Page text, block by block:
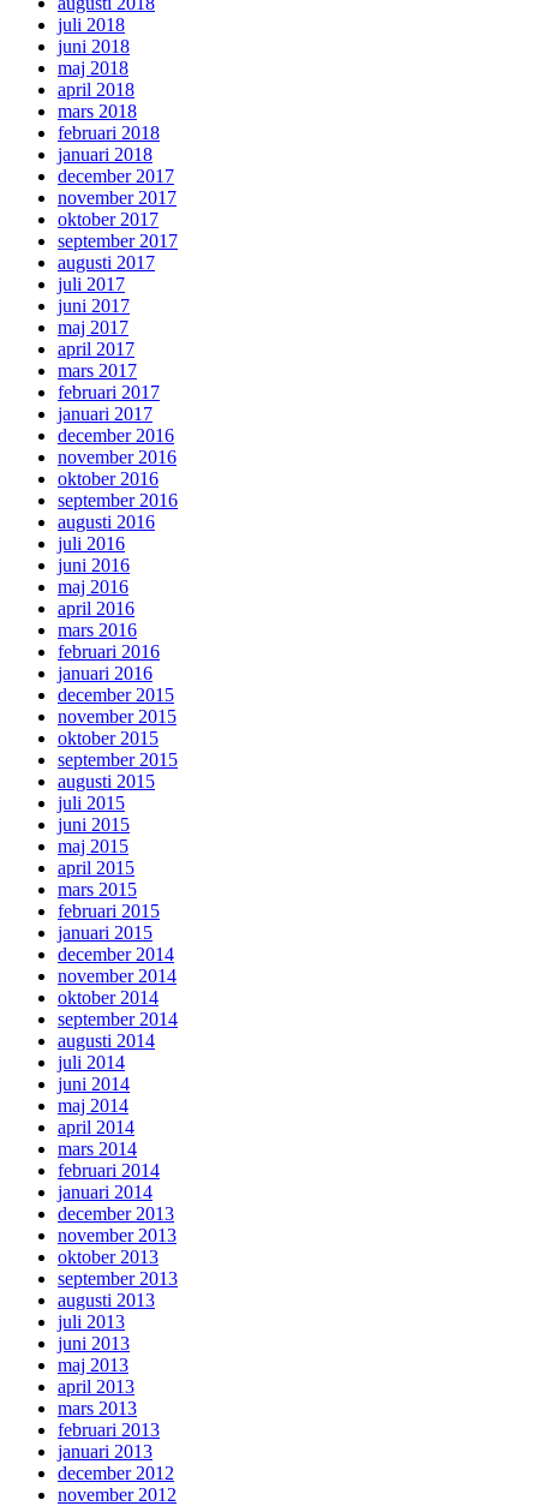
juli 2018
juni 2018
maj 2018
april 2018
mars 2018
februari 2018
januari 2018
december 2017
november 2017
oktober 2017
september 2017
augusti 2017
juli 2017
juni 2017
maj 2017
april 2017
mars 2017
februari 2017
januari 2017
december 2016
november 2016
oktober 2016
september 2016
augusti 2016
juli 2016
juni 2016
maj 2016
april 2016
mars 2016
februari 2016
januari 2016
december 2015
november 2015
oktober 2015
september 2015
augusti 2015
juli 2015
juni 2015
maj 2015
april 2015
mars 2015
februari 2015
januari 2015
december 2014
november 2014
oktober 2014
september 2014
augusti 2014
juli 2014
juni 2014
maj 2014
april 2014
mars 2014
februari 2014
januari 2014
december 2013
november 2013
oktober 2013
september 2013
augusti 2013
juli 2013
juni 2013
maj 2013
april 2013
mars 2013
februari 2013
januari 2013
december 2012
november 2012